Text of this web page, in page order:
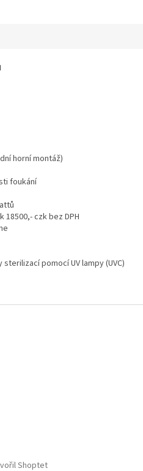
horní montáž)
foukání
czk bez DPH
pomocí UV lampy (UVC)
Shoptet